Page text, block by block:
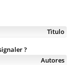
Tìtulo
?
Autores